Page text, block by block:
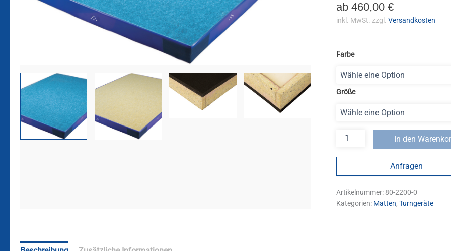
ab 460,00 €
inkl. MwSt. zzgl. Versandkosten
Farbe
Größe
In den
Anfragen
Artikelnummer: 80-2200-0
Kategorien: Matten, Turngeräte